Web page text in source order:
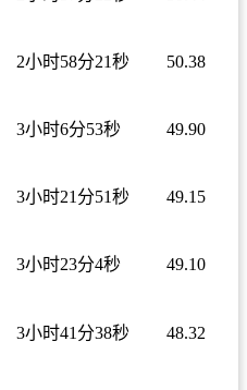
2小时58分21秒 50.38
3小时6分53秒 49.90
3小时21分51秒 49.15
3小时23分4秒 49.10
3小时41分38秒 48.32